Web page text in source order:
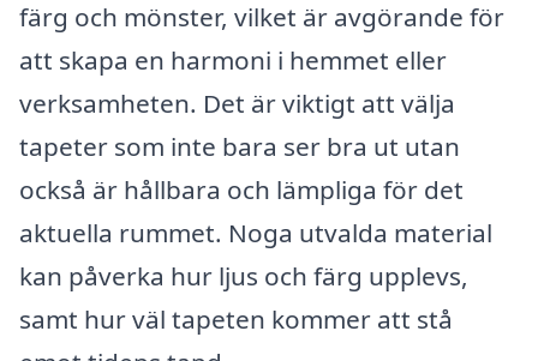
färg och mönster, vilket är avgörande för
att skapa en harmoni i hemmet eller
verksamheten. Det är viktigt att välja
tapeter som inte bara ser bra ut utan
också är hållbara och lämpliga för det
aktuella rummet. Noga utvalda material
kan påverka hur ljus och färg upplevs,
samt hur väl tapeten kommer att stå